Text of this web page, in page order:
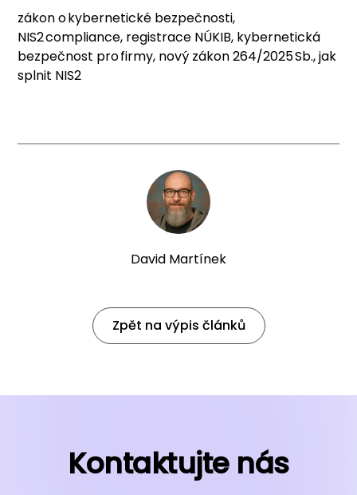
zákon o kybernetické bezpečnosti,
NIS2 compliance, registrace NÚKIB, kybernetická
bezpečnost pro firmy, nový zákon 264/2025 Sb., jak
splnit NIS2
David Martínek
Zpět na výpis článků
Kontaktujte nás